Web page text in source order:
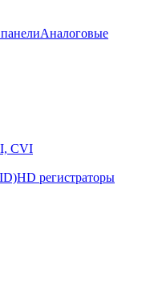
Аналоговые
CVI
HD регистраторы